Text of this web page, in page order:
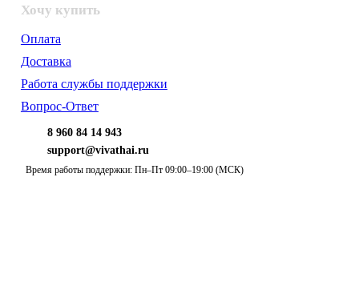
Хочу купить
Оплата
Доставка
Работа службы поддержки
Вопрос-Ответ
8 960 84 14 943
support@vivathai.ru
Время работы поддержки: Пн–Пт 09:00–19:00 (МСК)